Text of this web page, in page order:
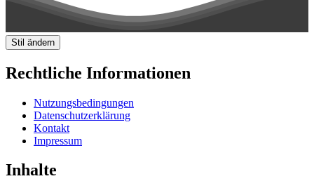
Stil ändern
Rechtliche Informationen
Nutzungsbedingungen
Datenschutzerklärung
Kontakt
Impressum
Inhalte